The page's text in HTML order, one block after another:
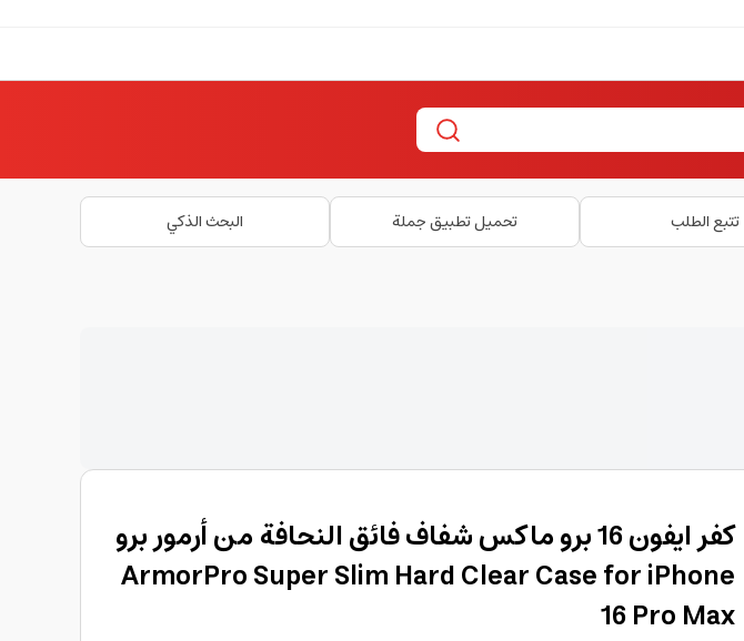
تتبع الطلب تحميل تطبيق جملة البحث الذكي
كفر ايفون 16 برو ماكس شفاف فائق النحافة من أرمور برو
ArmorPro Super Slim Hard Clear Case for iPhone
16 Pro Max